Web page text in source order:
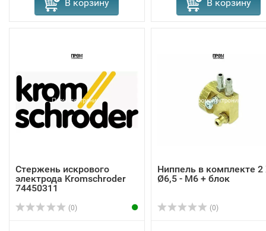
В корзину В корзину
Стержень искрового
электрода Kromschroder
74450311
(0)
Ниппель в комплекте 2
Ø6,5 - M6 + блок
(0)